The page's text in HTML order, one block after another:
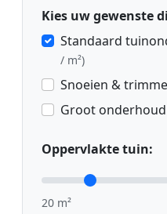
Kies uw gewenste
Standaard
/ m²)
Snoeien &
Groot onderhoud
Oppervlakte tuin:
20 m²